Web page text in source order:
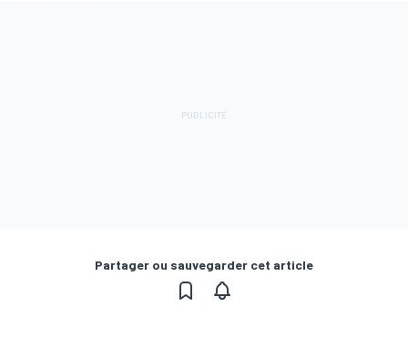
Partager ou sauvegarder cet article